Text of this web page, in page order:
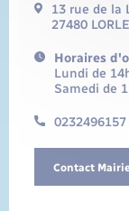
13 rue de la
27480
Horaires
Lundi de
Samedi de
0232496157
Contact